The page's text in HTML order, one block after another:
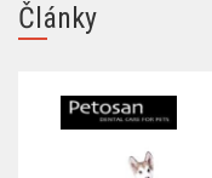
Články